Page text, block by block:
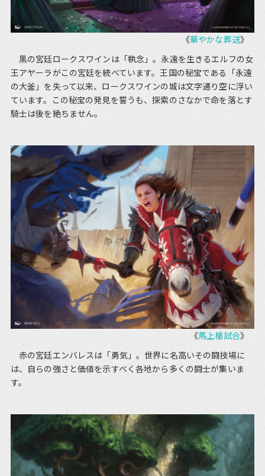
《華やかな葬送》
黒の宮廷ロークスワインは「執念」。永遠を生きるエルフの女
王アヤーラがこの宮廷を統べています。王国の秘宝である「永遠
の大釜」を失って以来、ロークスワインの城は文字通り空に浮い
ています。この秘宝の発見を誓うも、探索のさなかで命を落とす
騎士は後を絶ちません。
《馬上槍試合》
赤の宮廷エンバレスは「勇気」。世界に名高いその闘技場に
は、自らの強さと価値を示すべく各地から多くの闘士が集いま
す。